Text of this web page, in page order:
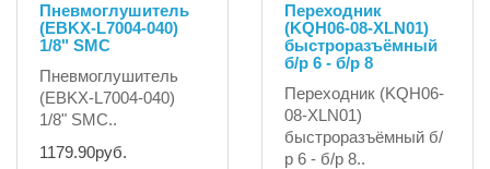
Пневмоглушитель
(EBKX-L7004-040)
1/8" SMC
Пневмоглушитель
(EBKX-L7004-040)
1/8" SMC..
1179.90руб.
Переходник
(KQH06-08-XLN01)
быстроразъёмный
б/р 6 - б/р 8
Переходник (KQH06-
08-XLN01)
быстроразъёмный б/
р 6 - б/р 8..